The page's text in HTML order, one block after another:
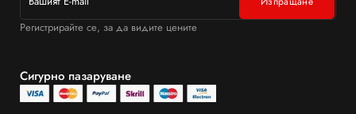
Регистрирайте се, за да видите цените
Сигурно пазаруване